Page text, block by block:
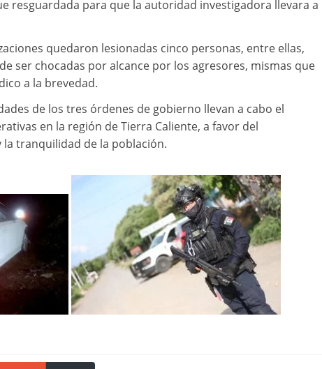
resguardada para que la autoridad investigadora llevara a
quedaron lesionadas cinco personas, entre ellas,
ser chocadas por alcance por los agresores, mismas que
a la brevedad.
de los tres órdenes de gobierno llevan a cabo el
en la región de Tierra Caliente, a favor del
tranquilidad de la población.